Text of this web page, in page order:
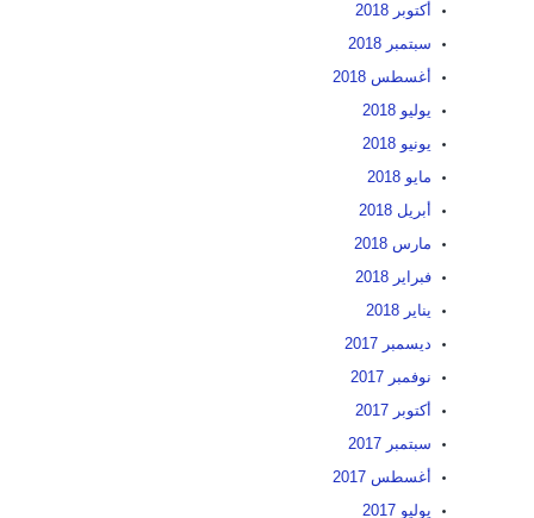
أكتوبر 2018
سبتمبر 2018
أغسطس 2018
يوليو 2018
يونيو 2018
مايو 2018
أبريل 2018
مارس 2018
فبراير 2018
يناير 2018
ديسمبر 2017
نوفمبر 2017
أكتوبر 2017
سبتمبر 2017
أغسطس 2017
يوليو 2017